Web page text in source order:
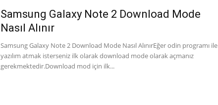
Samsung Galaxy Note 2 Download Mode
Nasıl Alınır
Samsung Galaxy Note 2 Download Mode Nasıl AlınırEğer odin programı ile
yazılım atmak isterseniz ilk olarak download mode olarak açmanız
gerekmektedir.Download mod için ilk...